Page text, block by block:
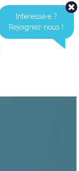
Intéressé·e ?
Rejoignez-nous !